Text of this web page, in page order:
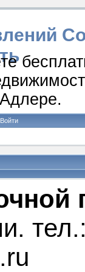
Войти